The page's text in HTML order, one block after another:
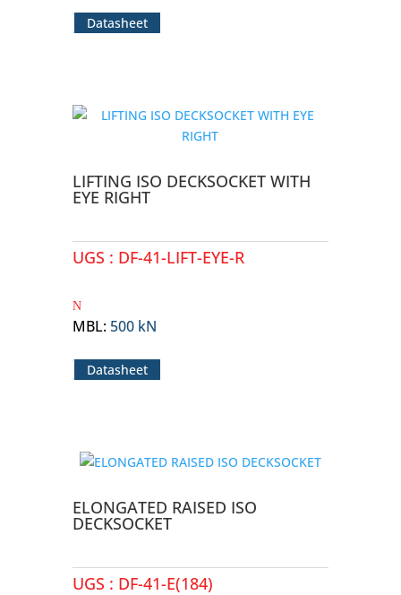
Datasheet
LIFTING ISO DECKSOCKET WITH
EYE RIGHT
UGS : DF-41-LIFT-EYE-R
MBL: 500 kN
Datasheet
ELONGATED RAISED ISO
DECKSOCKET
UGS : DF-41-E(184)